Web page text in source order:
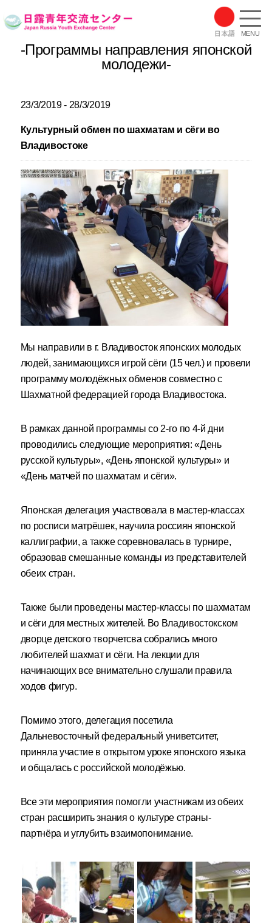
MENU
-Программы направления японской
молодежи-
23/3/2019 - 28/3/2019
Культурный обмен по шахматам и сёги во
Владивостоке
Мы направили в г. Владивосток японских молодых
людей, занимающихся игрой сёги (15 чел.) и провели
программу молодёжных обменов совместно с
Шахматной федерацией города Владивостока.
В рамках данной программы со 2-го по 4-й дни
проводились следующие мероприятия: «День
русской культуры», «День японской культуры» и
«День матчей по шахматам и сёги».
Японская делегация участвовала в мастер-классах
по росписи матрёшек, научила россиян японской
каллиграфии, а также соревновалась в турнире,
образовав смешанные команды из представителей
обеих стран.
Также были проведены мастер-классы по шахматам
и сёги для местных жителей. Во Владивостокском
дворце детского творчетсва собрались много
любителей шахмат и сёги. На лекции для
начинающих все внимательно слушали правила
ходов фигур.
Помимо этого, делегация посетила
Дальневосточный федеральный униветситет,
приняла участие в открытом уроке японского языка
и общалась с российской молодёжью.
Все эти мероприятия помогли участникам из обеих
стран расширить знания о культуре страны-
партнёра и углубить взаимопонимание.